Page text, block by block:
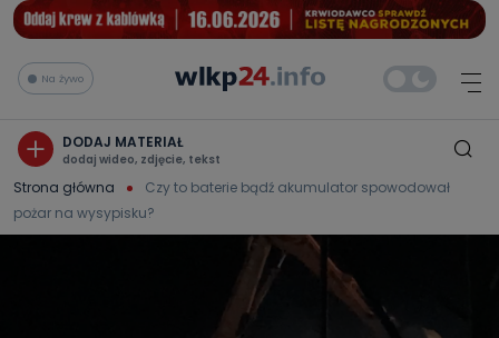
Na żywo
DODAJ MATERIAŁ
dodaj wideo, zdjęcie, tekst
Strona główna
Czy to baterie bądź akumulator spowodował
pożar na wysypisku?